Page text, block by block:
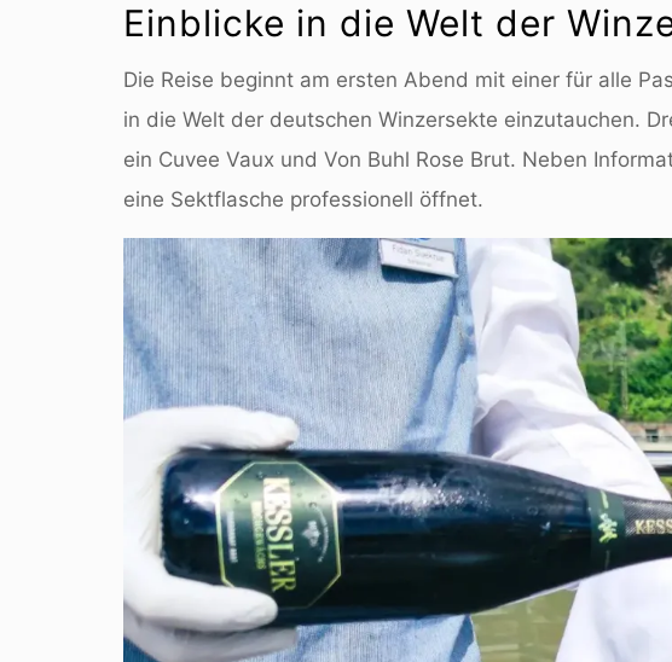
Einblicke in die Welt der
Die Reise beginnt am ersten Abend mit einer für alle
in die Welt der deutschen Winzersekte einzutauchen.
ein Cuvee Vaux und Von Buhl Rose Brut. Neben
eine Sektflasche professionell öffnet.